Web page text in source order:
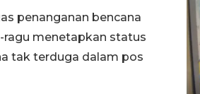
penanganan bencana
ragu menetapkan status
tak terduga dalam pos
pembentukan